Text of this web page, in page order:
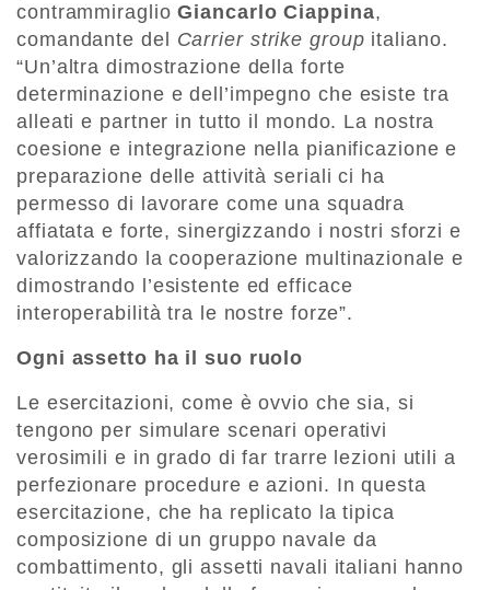
contrammiraglioGiancarlo Ciappina,
comandante del Carrier strike group italiano.
“Un’altra dimostrazione della forte
determinazione e dell’impegno che esiste tra
alleati e partner in tutto il mondo. La nostra
coesione e integrazione nella pianificazione e
preparazione delle attività seriali ci ha
permesso di lavorare come una squadra
affiatata e forte, sinergizzando i nostri sforzi e
valorizzando la cooperazione multinazionale e
dimostrando l’esistente ed efficace
interoperabilità tra le nostre forze”.
Ogni assetto ha il suo ruolo
Le esercitazioni, come è ovvio che sia, si
tengono per simulare scenari operativi
verosimili e in grado di far trarre lezioni utili a
perfezionare procedure e azioni. In questa
esercitazione, che ha replicato la tipica
composizione di un gruppo navale da
combattimento, gli assetti navali italiani hanno